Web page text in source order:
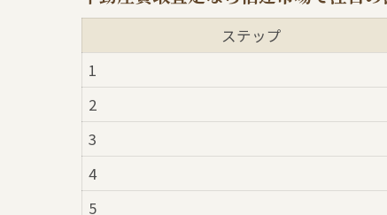
ステップ
1
2
3
4
5